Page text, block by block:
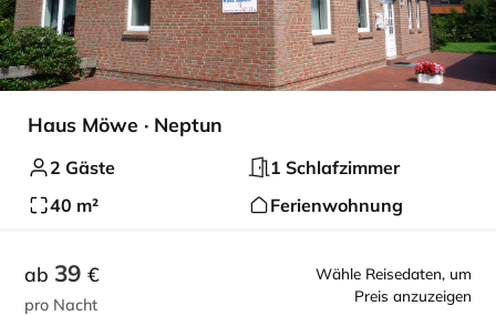
Haus Möwe · Neptun
2 Gäste
1 Schlafzimmer
40 m²
Ferienwohnung
Wähle Reisedaten, um
Preis anzuzeigen
ab 39 €
pro Nacht